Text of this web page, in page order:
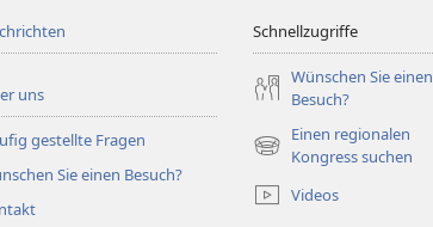
uns
gestellte Fragen
Sie einen Besuch?
Schnellzugriffe
Wünschen Sie einen
Besuch?
Einen regionalen
Kongress suchen
(öffnet
Fenster)Videos